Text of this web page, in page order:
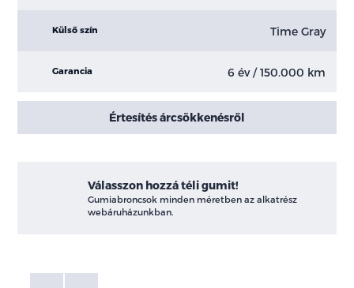
Külső szín Time Gray
Garancia 6 év / 150.000 km
Értesítés árcsökkenésről
Válasszon hozzá téli gumit!
Gumiabroncsok minden méretben az alkatrész
webáruházunkban.
Galéria